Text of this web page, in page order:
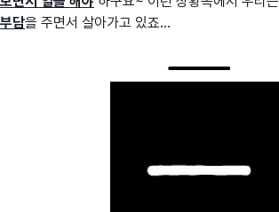
부담을 주면서 살아가고 있죠...